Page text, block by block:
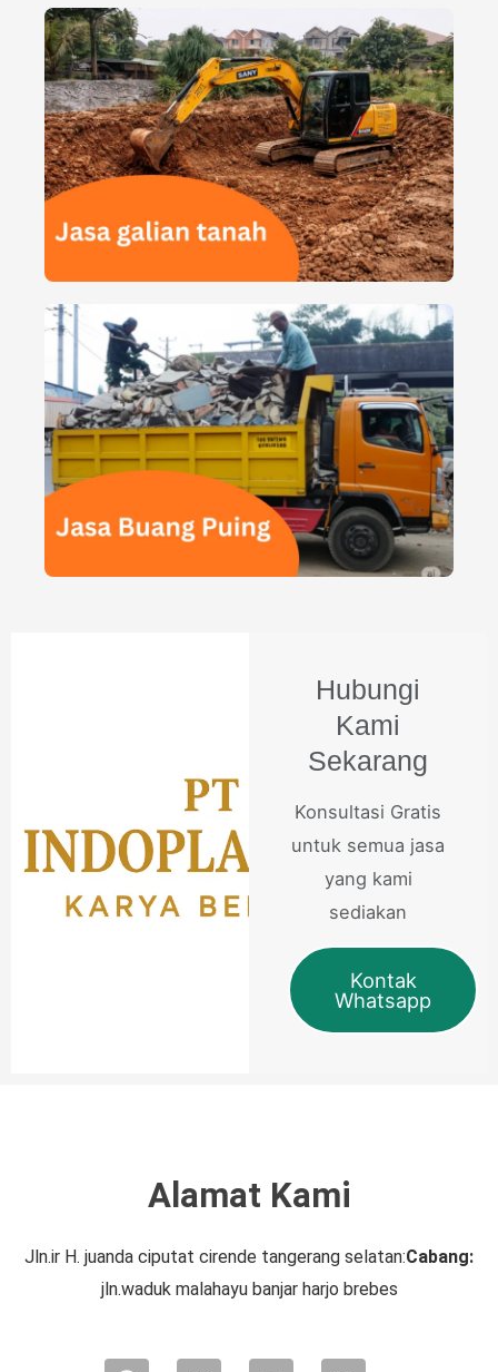
Hubungi
Kami
Sekarang
Konsultasi Gratis
untuk semua jasa
yang kami
sediakan
Kontak
Whatsapp
Alamat Kami
Jln.ir H. juanda ciputat cirende tangerang selatan:Cabang:
jln.waduk malahayu banjar harjo brebes